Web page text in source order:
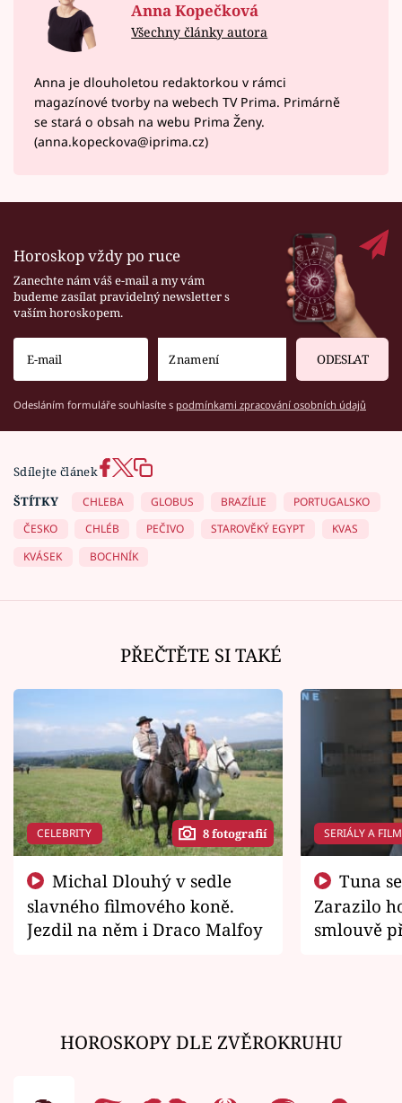
Anna Kopečková
Všechny články autora
Anna je dlouholetou redaktorkou v rámci
magazínové tvorby na webech TV Prima. Primárně
se stará o obsah na webu Prima Ženy.
(anna.kopeckova@iprima.cz)
Horoskop vždy po ruce
Zanechte nám váš e-mail a my vám
budeme zasílat pravidelný newsletter s
vaším horoskopem.
ODESLAT
Odesláním formuláře souhlasíte s podmínkami zpracování osobních údajů
Sdílejte článek
ŠTÍTKY
CHLEBA GLOBUS BRAZÍLIE
PORTUGALSKO
ČESKO
CHLÉB PEČIVO STAROVĚKÝ EGYPT
KVAS
KVÁSEK
BOCHNÍK
PŘEČTĚTE SI TAKÉ
CELEBRITY 8 fotografií
slavného filmového koně.
Jezdil na něm i Draco Malfoy
SERIÁLY A
Zarazilo
smlouvě
HOROSKOPY DLE ZVĚROKRUHU